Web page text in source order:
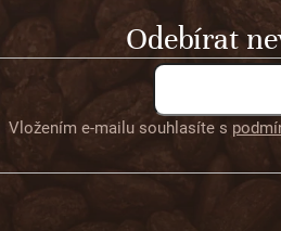
Odebírat
Vložením e-mailu souhlasíte s